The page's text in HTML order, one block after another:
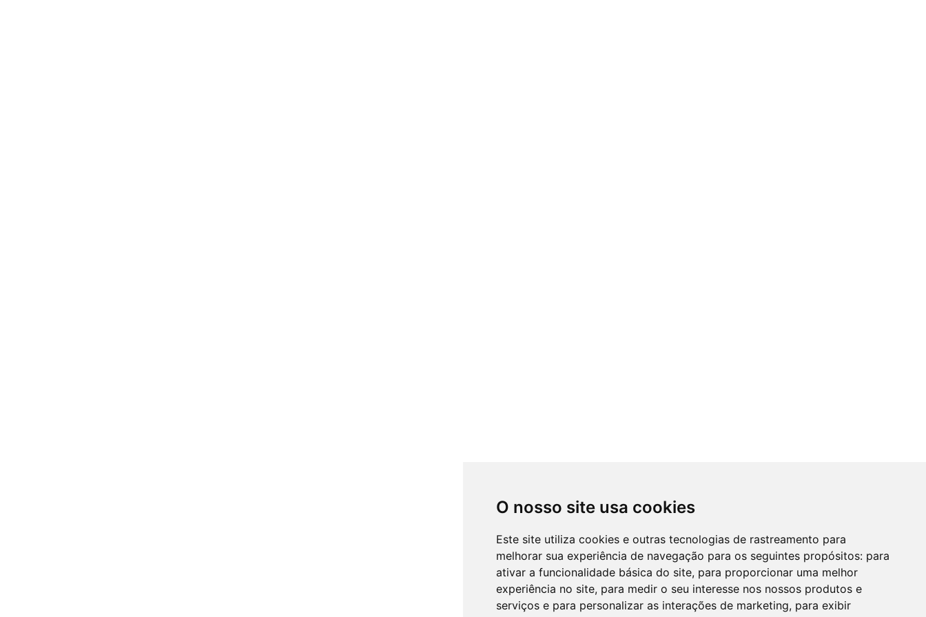
O nosso site usa cookies
Este site utiliza cookies e outras tecnologias de rastreamento para
melhorar sua experiência de navegação para os seguintes propósitos: para
ativar a funcionalidade básica do site, para proporcionar uma melhor
experiência no site, para medir o seu interesse nos nossos produtos e
serviços e para personalizar as interações de marketing, para exibir